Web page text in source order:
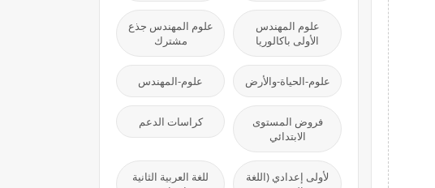
علوم المهندس
الأولى باكالوريا
علوم المهندس جذع
مشترك
علوم-الحياة-والأرض علوم-المهندس
فروض المستوى
الابتدائي
كراسات الدعم
لأولى إعدادي (اللغة
للغة العربية الثانية